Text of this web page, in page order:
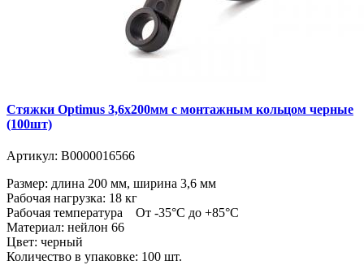
Стяжки Optimus 3,6x200мм с монтажным кольцом черные
(100шт)
Артикул: В0000016566
Размер: длина 200 мм, ширина 3,6 мм
Рабочая нагрузка: 18 кг
Рабочая температура От -35°С до +85°С
Материал: нейлон 66
Цвет: черный
Количество в упаковке: 100 шт.